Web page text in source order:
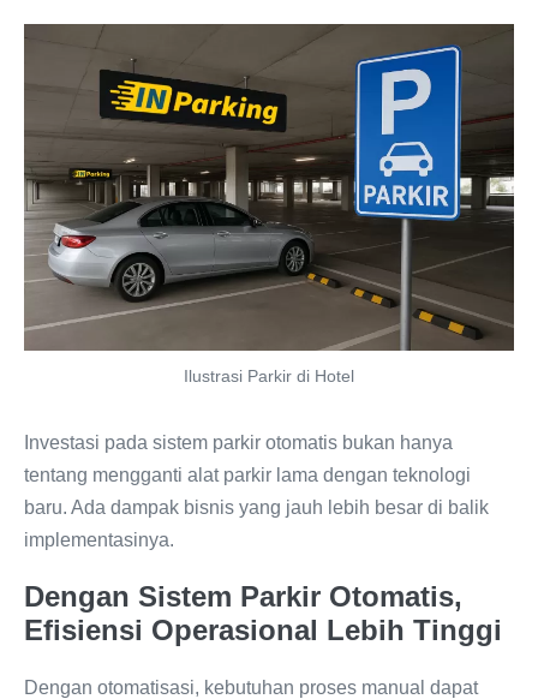
Ilustrasi Parkir di Hotel
Investasi pada sistem parkir otomatis bukan hanya
tentang mengganti alat parkir lama dengan teknologi
baru. Ada dampak bisnis yang jauh lebih besar di balik
implementasinya.
Dengan Sistem Parkir Otomatis,
Efisiensi Operasional Lebih Tinggi
Dengan otomatisasi, kebutuhan proses manual dapat